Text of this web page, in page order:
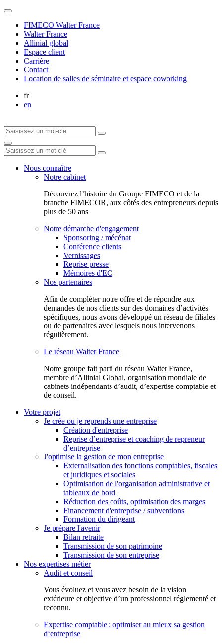
FIMECO Walter France
Walter France
Allinial global
Espace client
Carrière
Contact
Location de salles de séminaire et espace coworking
fr
en
Nous connaître
Notre cabinet
Découvrez l’histoire du Groupe FIMECO et de la
branche FIMECOR, aux côtés des entrepreneurs depuis
plus de 50 ans
Notre démarche d'engagement
Sponsoring / mécénat
Conférence clients
Vernissages
Reprise presse
Mémoires d'EC
Nos partenaires
Afin de compléter notre offre et de répondre aux
demandes de nos clients sur des domaines d’activités
spécifiques, nous avons développé un réseau de filiales
ou de partenaires avec lesquels nous intervenons
régulièrement.
Le réseau Walter France
Notr​e groupe fait parti du réseau Walter France,
membre d’Allinial Global, organisation mondiale de
cabinets indépendants d’audit, d’expertise comptable et
de conseil.
Votre projet
Je crée ou je reprends une entreprise
Création d'entreprise
Reprise d’entreprise et coaching de repreneur
d’entreprise
J'optimise la gestion de mon entreprise
Externalisation des fonctions comptables, fiscales
et juridiques et sociales
Optimisation de l'organisation administrative et
tableaux de bord
Réduction des coûts, optimisation des marges
Financement d'entreprise / subventions
Formation du dirigeant
Je prépare l'avenir
Bilan retraite
Transmission de son patrimoine
Transmission de son entreprise
Nos expertises métier
Audit et conseil
Vous évoluez et vous avez besoin de la vision
extérieure et objective d’un professionnel réglementé et
reconnu.
Expertise comptable : optimiser au mieux sa gestion
d‘entreprise